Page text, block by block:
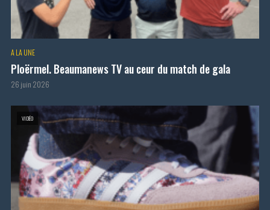
A LA UNE
Ploërmel. Beaumanews TV au ceur du match de gala
26 juin 2026
VIDÉO